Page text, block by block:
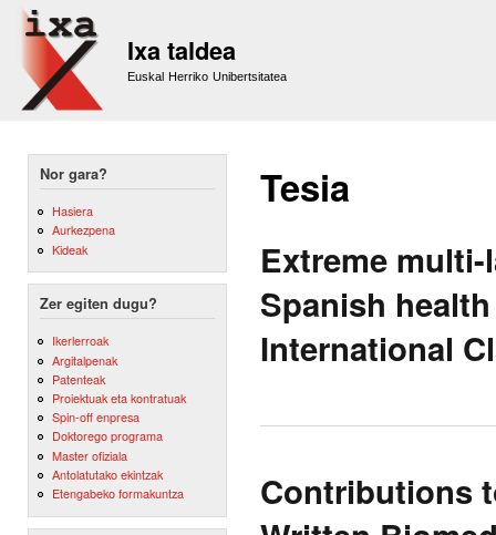
Ixa taldea
Euskal Herriko Unibertsitatea
Nor gara?
Hasiera
Aurkezpena
Kideak
Zer egiten dugu?
Ikerlerroak
Argitalpenak
Patenteak
Proiektuak eta kontratuak
Spin-off enpresa
Doktorego programa
Master ofiziala
Antolatutako ekintzak
Etengabeko formakuntza
Tesia
Extreme
Spanish
International
Contributions